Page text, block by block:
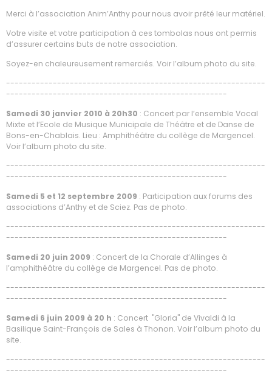
Merci à l’association Anim’Anthy pour nous avoir prêté leur matériel.
Votre visite et votre participation à ces tombolas nous ont permis
d’assurer certains buts de notre association.
Soyez-en chaleureusement remerciés. Voir l’album photo du site.
-------------------------------------------------------------
----------------------------------------------------
Samedi 30 janvier 2010 à 20h30 : Concert par l’ensemble Vocal
Mixte et l’Ecole de Musique Municipale de Théâtre et de Danse de
Bons-en-Chablais. Lieu : Amphithéâtre du collège de Margencel.
Voir l’album photo du site.
-------------------------------------------------------------
----------------------------------------------------
Samedi 5 et 12 septembre 2009 : Participation aux forums des
associations d’Anthy et de Sciez. Pas de photo.
-------------------------------------------------------------
----------------------------------------------------
Samedi 20 juin 2009 : Concert de la Chorale d’Allinges à
l’amphithéâtre du collège de Margencel. Pas de photo.
-------------------------------------------------------------
----------------------------------------------------
Samedi 6 juin 2009 à 20 h : Concert "Gloria" de Vivaldi à la
Basilique Saint-François de Sales à Thonon. Voir l’album photo du
site.
-------------------------------------------------------------
----------------------------------------------------